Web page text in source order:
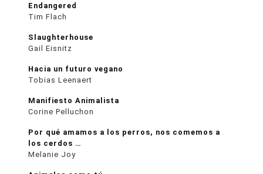
Endangered
Tim Flach
Slaughterhouse
Gail Eisnitz
Hacia un futuro vegano
Tobias Leenaert
Manifiesto Animalista
Corine Pelluchon
Por qué amamos a los perros, nos comemos a
los cerdos …
Melanie Joy